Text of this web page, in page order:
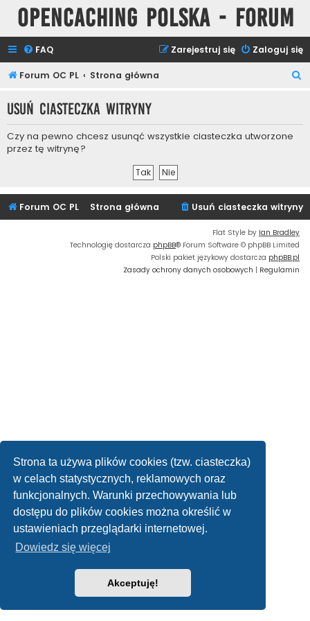
Strona ta używa plików cookies (tzw. ciasteczka)
w celach statystycznych, reklamowych oraz
funkcjonalnych. Warunki przechowywania lub
dostępu do plików cookies można określić w
ustawieniach przeglądarki internetowej.
Dowiedz się więcej
Akceptuję!
Opencaching Polska - Forum
FAQ Zaloguj się
Zarejestruj się
Forum OC PL Strona główna
k
Usuń ciasteczka witryny
Czy na pewno chcesz usunąć wszystkie ciasteczka utworzone
przez tę witrynę?
Forum OC PL Strona główna Usuń ciasteczka witryny
Flat Style by Ian Bradley
Technologię dostarcza phpBB® Forum Software © phpBB Limited
Polski pakiet językowy dostarcza phpBB.pl
Zasady ochrony danych osobowych | Regulamin